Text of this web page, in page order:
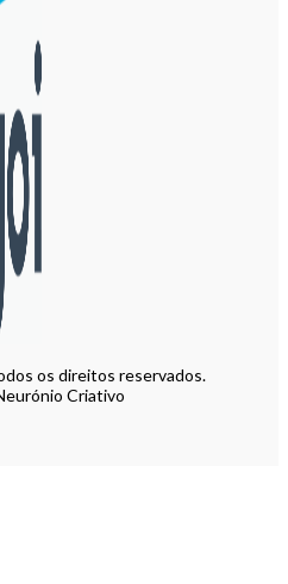
os direitos reservados.
Criativo